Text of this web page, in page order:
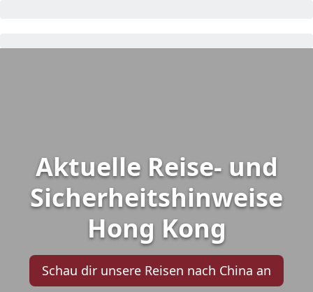
Aktuelle Reise- und
Sicherheitshinweise
Hong Kong
Schau dir unsere Reisen nach China an